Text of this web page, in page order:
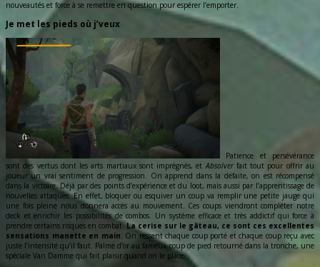
nouveautés et force à se remettre en question pour espérer l’emporter.
Je met les pieds où j’veux
Patience et persévérance
sont des vertus dont les arts martiaux sont imprégnés, etAbsolverfait tout pour offrir au
joueur un vrai sentiment de progression. On apprend dans la défaite, on est récompensé
dans la victoire. Déjà par des points d’expérience et du loot, mais aussi par l’apprentissage de
nouvelles attaques. En effet, bloquer ou esquiver un coup va remplir une petite jauge qui
une fois pleine nous donnera accès au mouvement. Ces coups viendront compléter notre
deck et enrichir les possibilités de combos. Un système efficace et très addictif qui force à
prendre certains risques en combat.La cerise sur le gâteau, ce sont ces excellentes
sensations manette en main. On ressent chaque coup porté et chaque coup reçu avec
juste l’intensité qu’il faut. Palme d’or au fameux coup de pied retourné dans la tronche, une
spéciale Van Damme qui fait plaisir quand on le place.